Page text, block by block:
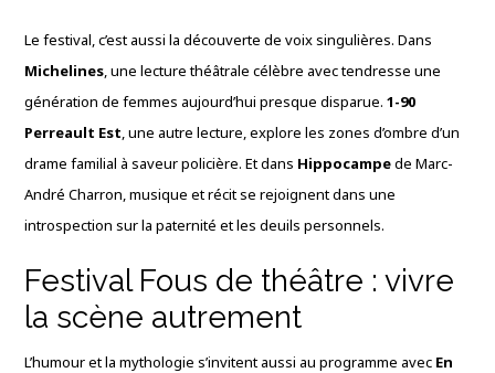
Le festival, c’est aussi la découverte de voix singulières. Dans
Michelines, une lecture théâtrale célèbre avec tendresse une
génération de femmes aujourd’hui presque disparue.1-90
Perreault Est, une autre lecture, explore les zones d’ombre d’un
drame familial à saveur policière. Et dans Hippocampede Marc-
André Charron, musique et récit se rejoignent dans une
introspection sur la paternité et les deuils personnels.
Festival Fous de théâtre : vivre
la scène autrement
L’humour et la mythologie s’invitent aussi au programme avec En